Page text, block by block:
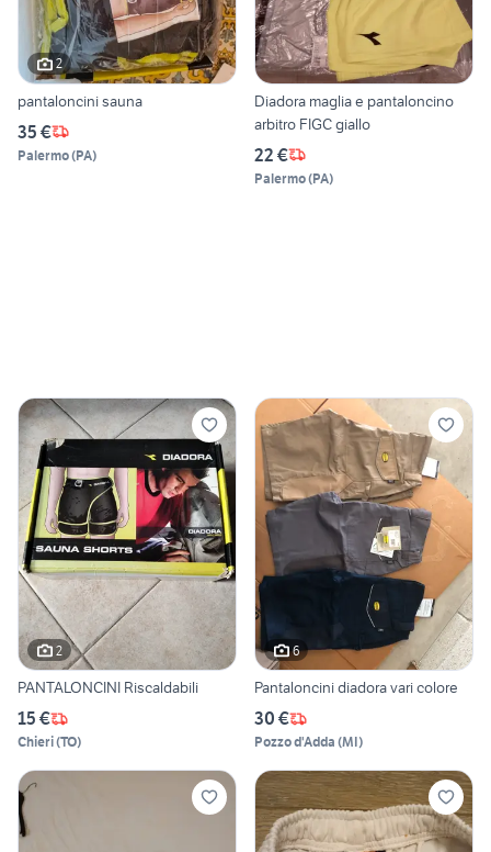
2
pantaloncini sauna
35 €
Palermo(PA)
Diadora maglia e pantaloncino
arbitro FIGC giallo
22 €
Palermo(PA)
2
PANTALONCINI Riscaldabili
15 €
Chieri(TO)
6
Pantaloncini diadora vari colore
30 €
Pozzo d'Adda (MI)